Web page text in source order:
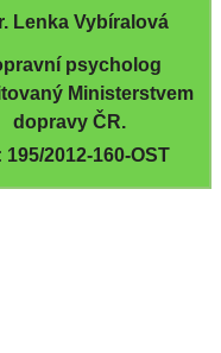
Lenka Vybíralová
psycholog
Ministerstvem
dopravy ČR.
195/2012-160-OST